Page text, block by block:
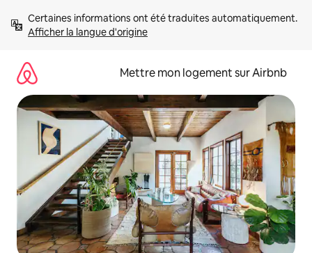
directement
Afficher la langue d'origine
Mettre mon logement sur Airbnb